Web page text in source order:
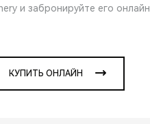
и забронируйте его онлайн
КУПИТЬ ОНЛАЙН